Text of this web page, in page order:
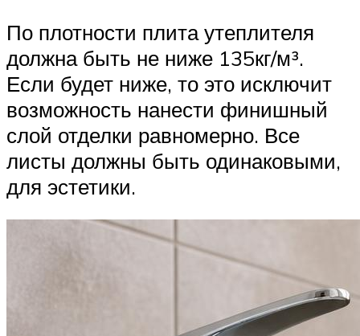
По плотности плита утеплителя
должна быть не ниже 135кг/м³.
Если будет ниже, то это исключит
возможность нанести финишный
слой отделки равномерно. Все
листы должны быть одинаковыми,
для эстетики.